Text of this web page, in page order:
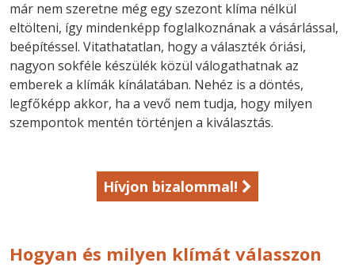
már nem szeretne még egy szezont klíma nélkül
eltölteni, így mindenképp foglalkoznának a vásárlással,
beépítéssel. Vitathatatlan, hogy a választék óriási,
nagyon sokféle készülék közül válogathatnak az
emberek a klímák kínálatában. Nehéz is a döntés,
legfőképp akkor, ha a vevő nem tudja, hogy milyen
szempontok mentén történjen a kiválasztás.
Hívjon bizalommal!
Hogyan és milyen klímát válasszon